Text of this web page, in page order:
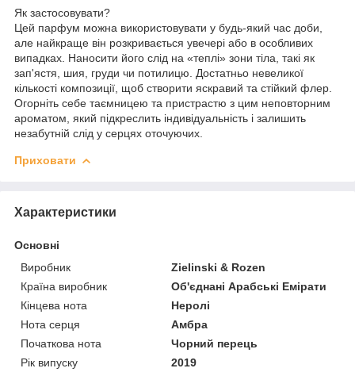
Як застосовувати?
Цей парфум можна використовувати у будь-який час доби,
але найкраще він розкривається увечері або в особливих
випадках. Наносити його слід на «теплі» зони тіла, такі як
зап'ястя, шия, груди чи потилицю. Достатньо невеликої
кількості композиції, щоб створити яскравий та стійкий флер.
Огорніть себе таємницею та пристрастю з цим неповторним
ароматом, який підкреслить індивідуальність і залишить
незабутній слід у серцях оточуючих.
Приховати
Характеристики
Основні
Виробник
Zielinski & Rozen
Країна виробник
Об'єднані Арабські Емірати
Кінцева нота
Неролі
Нота серця
Амбра
Початкова нота
Чорний перець
Рік випуску
2019